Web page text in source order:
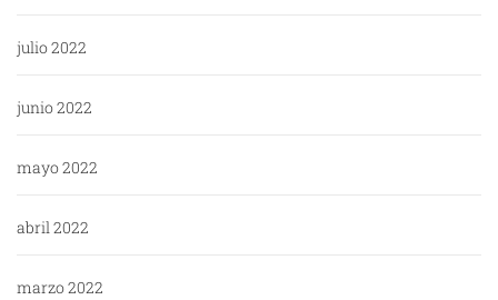
julio 2022
junio 2022
mayo 2022
abril 2022
marzo 2022